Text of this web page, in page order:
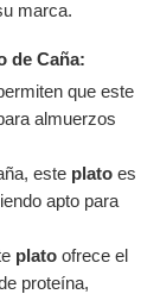
marca.
de Caña:
que este
almuerzos
este platoes
apto para
platoofrece el
proteína,